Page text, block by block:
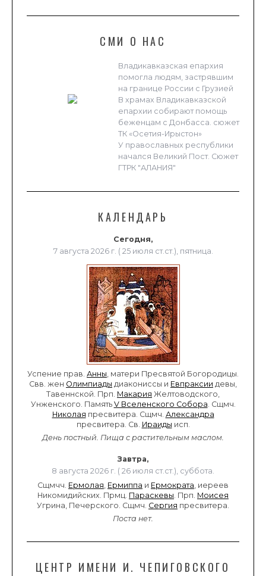
СМИ О НАС
Владикавказская епархия
помогла людям, застрявшим
на границе России с Грузией
В храмах Владикавказской
епархии собирают помощь
беженцам с Донбасса. сюжет
ТК «Осетия-Ирыстон»
У православных республики
начался Великий Пост. Сюжет
ГТРК "АЛАНИЯ"
КАЛЕНДАРЬ
Сегодня,
7 августа 2026 г. ( 25 июля ст.ст.), пятница.
Успение прав. Анны, матери Пресвятой Богородицы.
Свв. жен Олимпиады диакониссы и Евпраксии девы,
Тавеннской. Прп. Макария Желтоводского,
Унженского. Память V Вселенского Собора. Сщмч.
Николая пресвитера. Сщмч. Александра
пресвитера. Св. Ираиды исп.
День постный. Пища с растительным маслом.
Завтра,
8 августа 2026 г. ( 26 июля ст.ст.), суббота.
Сщмчч. Ермолая, Ермиппа и Ермократа, иереев
Никомидийских. Прмц. Параскевы. Прп. Моисея
Угрина, Печерского. Сщмч. Сергия пресвитера.
Поста нет.
ЦЕНТР ИМЕНИ И. ЧЕПИГОВСКОГО